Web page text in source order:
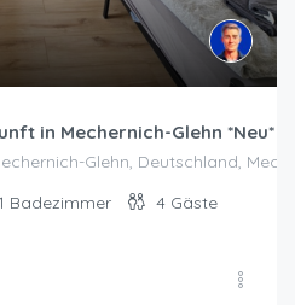
in Mechernich-Glehn *Neu*
Glehn, Deutschland,
Badezimmer 4 Gäste